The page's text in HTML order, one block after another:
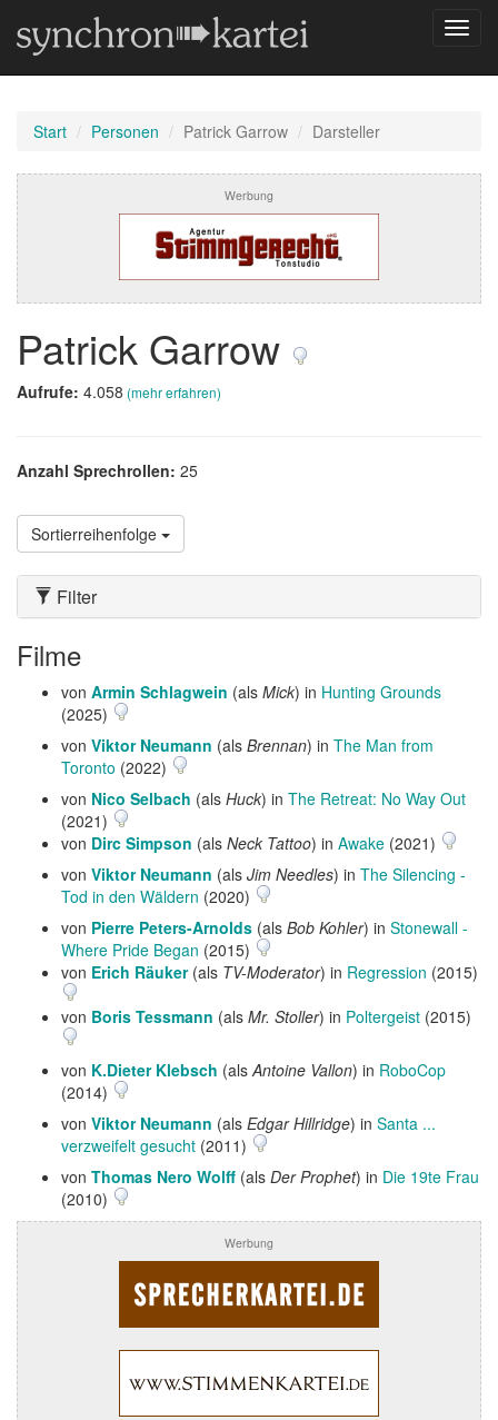
Start Personen Patrick Garrow Darsteller
Werbung
Patrick Garrow
Aufrufe: 4.058 (mehr erfahren)
Anzahl Sprechrollen: 25
Sortierreihenfolge
Filter
Filme
von Armin Schlagwein (als Mick) in Hunting Grounds
(2025)
von Viktor Neumann (als Brennan) in The Man from
Toronto (2022)
von Nico Selbach (als Huck) in The Retreat: No Way Out
(2021)
von Dirc Simpson (als Neck Tattoo) in Awake (2021)
von Viktor Neumann (als Jim Needles) in The Silencing -
Tod in den Wäldern (2020)
von Pierre Peters-Arnolds (als Bob Kohler) in Stonewall -
Where Pride Began (2015)
von Erich Räuker(als TV-Moderator) in Regression (2015)
von Boris Tessmann (als Mr. Stoller) in Poltergeist (2015)
von K.Dieter Klebsch (alsAntoine Vallon) in RoboCop
(2014)
von Viktor Neumann (als Edgar Hillridge) in Santa ...
verzweifelt gesucht (2011)
von Thomas Nero Wolff (als Der Prophet) in Die 19te Frau
(2010)
Werbung